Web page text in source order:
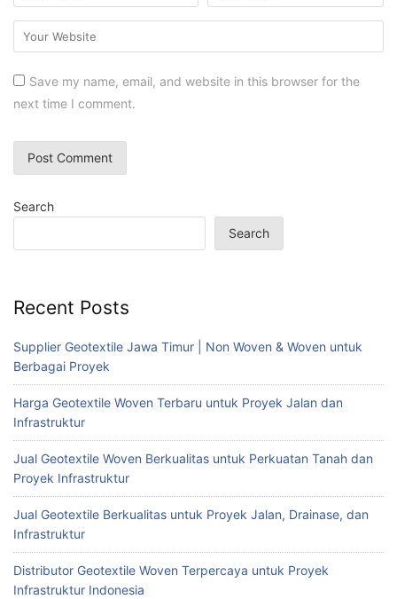
Save my name, email, and website in this browser for the
next time I comment.
Search
Search
Recent Posts
Supplier Geotextile Jawa Timur | Non Woven & Woven untuk
Berbagai Proyek
Harga Geotextile Woven Terbaru untuk Proyek Jalan dan
Infrastruktur
Jual Geotextile Woven Berkualitas untuk Perkuatan Tanah dan
Proyek Infrastruktur
Jual Geotextile Berkualitas untuk Proyek Jalan, Drainase, dan
Infrastruktur
Distributor Geotextile Woven Terpercaya untuk Proyek
Infrastruktur Indonesia